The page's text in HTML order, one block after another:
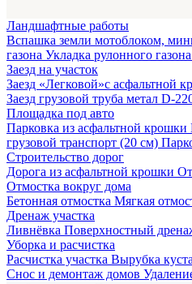
Ландшафтные работы
Вспашка земли мотоблоком,
газона Укладка рулонного газона
Заезд на участок
Заезд «Легковой»с асфальтной
Заезд грузовой труба метал D-
Площадка под авто
Парковка из асфальтной крошки
грузовой транспорт (20 см)
Строительство дорог
Дорога из асфальтной крошки
Отмостка вокруг дома
Бетонная отмостка Мягкая
Дренаж участка
Ливнёвка Поверхностный
Уборка и расчистка
Расчистка участка Вырубка
Снос и демонтаж домов